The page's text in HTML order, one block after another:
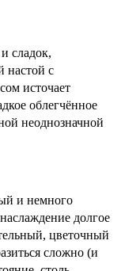
сладок,
настой с
источает
облегчённое
неоднозначной
и немного
долгое
цветочный
сложно (и